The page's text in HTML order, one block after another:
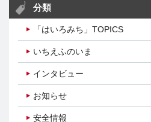
分類
「はいろみち」TOPICS
いちえふのいま
インタビュー
お知らせ
安全情報